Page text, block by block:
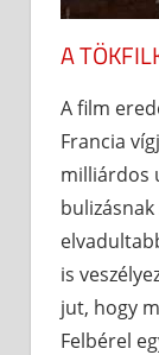
A
A film
Francia
milliárdos
is
jut, hogy
Felbérel